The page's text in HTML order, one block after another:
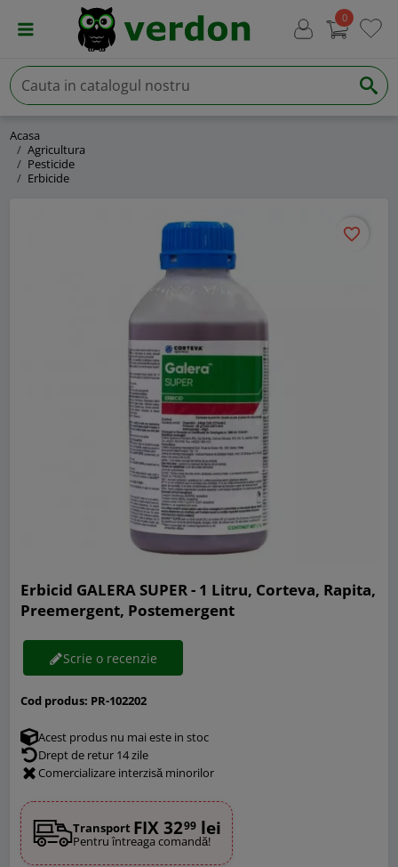
0
Acasa
Agricultura
Pesticide
Erbicide
favorite_border
Erbicid GALERA SUPER - 1 Litru, Corteva, Rapita,
Preemergent, Postemergent
Scrie o recenzie
Cod produs: PR-102202
Acest produs nu mai este in stoc
Drept de retur 14 zile
Comercializare interzisă minorilor
Transport FIX 3299 lei
Pentru întreaga comandă!